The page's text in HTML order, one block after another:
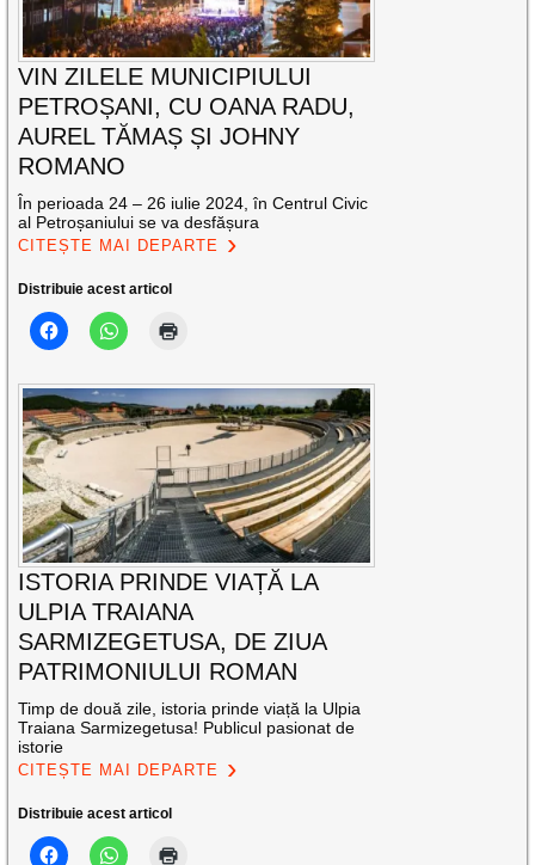
VIN ZILELE MUNICIPIULUI
PETROȘANI, CU OANA RADU,
AUREL TĂMAȘ ȘI JOHNY
ROMANO
În perioada 24 – 26 iulie 2024, în Centrul Civic
al Petroșaniului se va desfășura
CITEȘTE MAI DEPARTE
Distribuie acest articol
ISTORIA PRINDE VIAȚĂ LA
ULPIA TRAIANA
SARMIZEGETUSA, DE ZIUA
PATRIMONIULUI ROMAN
Timp de două zile, istoria prinde viață la Ulpia
Traiana Sarmizegetusa! Publicul pasionat de
istorie
CITEȘTE MAI DEPARTE
Distribuie acest articol